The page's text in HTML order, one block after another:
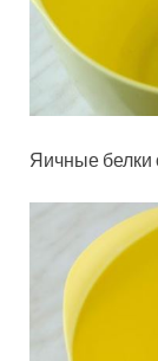
Яичные белки